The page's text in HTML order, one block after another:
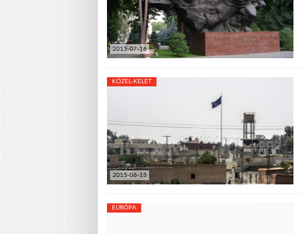
2015-07-16
2015-06-15
KÖZEL-KELET
EURÓPA